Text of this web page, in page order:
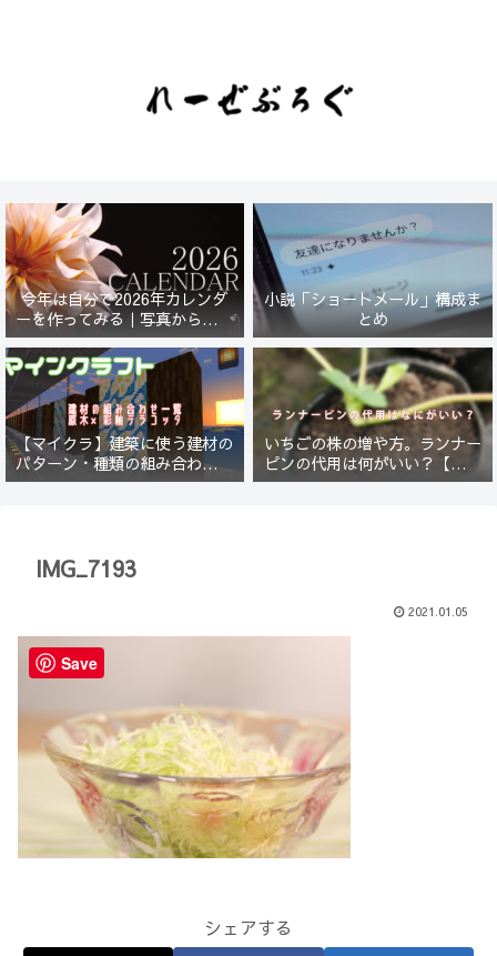
今年は自分で2026年カレンダ
ーを作ってみる｜写真から始ま
る小さなプロジェクト【一灯
花】
小説「ショートメール」構成ま
とめ
【マイクラ】建築に使う建材の
パターン・種類の組み合わせ一
覧！原木×彩釉テラコッタ編
いちごの株の増や方。ランナー
ピンの代用は何がいい？【５年
放置したイチゴは復活するの
IMG_7193
2021.01.05
シェアする
Save